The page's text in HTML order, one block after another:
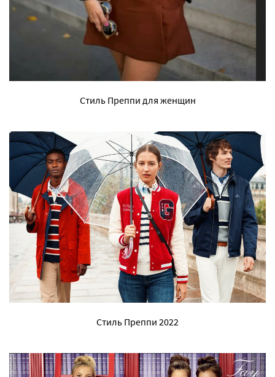
Стиль Преппи для женщин
Стиль Преппи 2022